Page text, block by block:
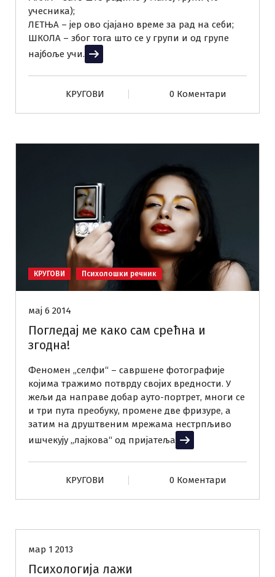
учесника);
ЛЕТЊА – јер ово сјајано време за рад на себи;
ШКОЛА – због тога што се у групи и од групе
најбоље учи. Прочитај више
KРУГОВИ 0 Коментари
КРУГОВИ Психолошки речник
мај 6 2014
Погледај ме како сам срећна и
згодна!
Феномен „селфи“ – савршене фотографије
којима тражимо потврду својих вредности. У
жељи да направе добар ауто-портрет, многи се
и три пута преобуку, промене две фризуре, а
затим на друштвеним мрежама нестрпљиво
ишчекују „лајкова“ од пријатеља Прочитај више
KРУГОВИ 0 Коментари
мар 1 2013
Психологија лажи